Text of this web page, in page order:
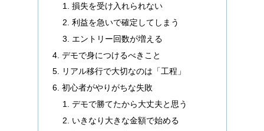
損失を受け入れられない
利益を急いで確定してしまう
エントリー回数が増える
デモで身につけるべきこと
リアル移行で大切なのは「工程」
初心者がやりがちな失敗
デモで勝てたから大丈夫と思う
いきなり大きな金額で始める